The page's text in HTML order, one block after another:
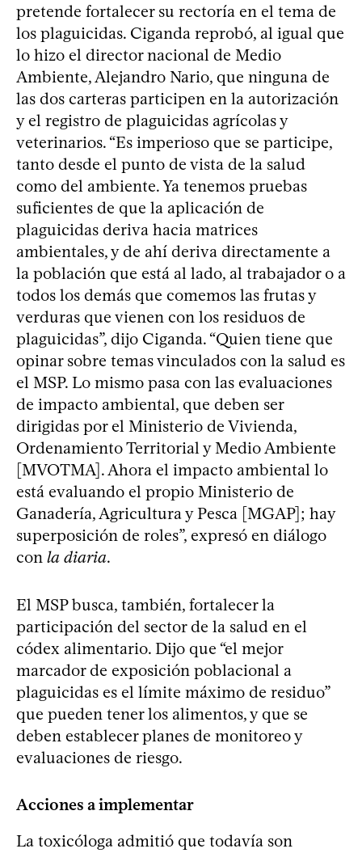
pretende fortalecer su rectoría en el tema de
los plaguicidas. Ciganda reprobó, al igual que
lo hizo el director nacional de Medio
Ambiente, Alejandro Nario, que ninguna de
las dos carteras participen en la autorización
y el registro de plaguicidas agrícolas y
veterinarios. “Es imperioso que se participe,
tanto desde el punto de vista de la salud
como del ambiente. Ya tenemos pruebas
suficientes de que la aplicación de
plaguicidas deriva hacia matrices
ambientales, y de ahí deriva directamente a
la población que está al lado, al trabajador o a
todos los demás que comemos las frutas y
verduras que vienen con los residuos de
plaguicidas”, dijo Ciganda. “Quien tiene que
opinar sobre temas vinculados con la salud es
el MSP. Lo mismo pasa con las evaluaciones
de impacto ambiental, que deben ser
dirigidas por el Ministerio de Vivienda,
Ordenamiento Territorial y Medio Ambiente
[MVOTMA]. Ahora el impacto ambiental lo
está evaluando el propio Ministerio de
Ganadería, Agricultura y Pesca [MGAP]; hay
superposición de roles”, expresó en diálogo
con la diaria.
El MSP busca, también, fortalecer la
participación del sector de la salud en el
códex alimentario. Dijo que “el mejor
marcador de exposición poblacional a
plaguicidas es el límite máximo de residuo”
que pueden tener los alimentos, y que se
deben establecer planes de monitoreo y
evaluaciones de riesgo.
Acciones a implementar
La toxicóloga admitió que todavía son